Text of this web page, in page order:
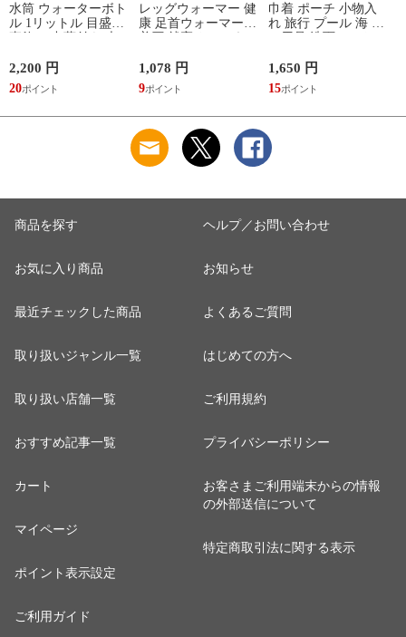
水筒 ウォーターボト
ル 1リットル 目盛り
直飲み 中蓋付き 大
マイボトル 動物 ア
ニマル ゴリラ ごリ
ラックス ゴリゴリボ
2,200 円
20
レッグウォーマー 健
康 足首ウォーマー
着圧 就寝 おしゃれ
ふんわり 足湯のよう
なぽかぽかナイトウ
ォーマー inf-26
1,078 円
9
巾着 ポーチ 小物入
れ 旅行 プール 海 バ
ス用品 洗面セット
サウナ ごリラックス
まもるさんの洗える
巾着 ブラック 黒
1,650 円
15
商品を探す
お気に入り商品
最近チェックした商品
取り扱いジャンル一覧
取り扱い店舗一覧
おすすめ記事一覧
カート
マイページ
ポイント表示設定
ご利用ガイド
ヘルプ／お問い合わせ
お知らせ
よくあるご質問
はじめての方へ
ご利用規約
プライバシーポリシー
お客さまご利用端末からの情報
の外部送信について
特定商取引法に関する表示